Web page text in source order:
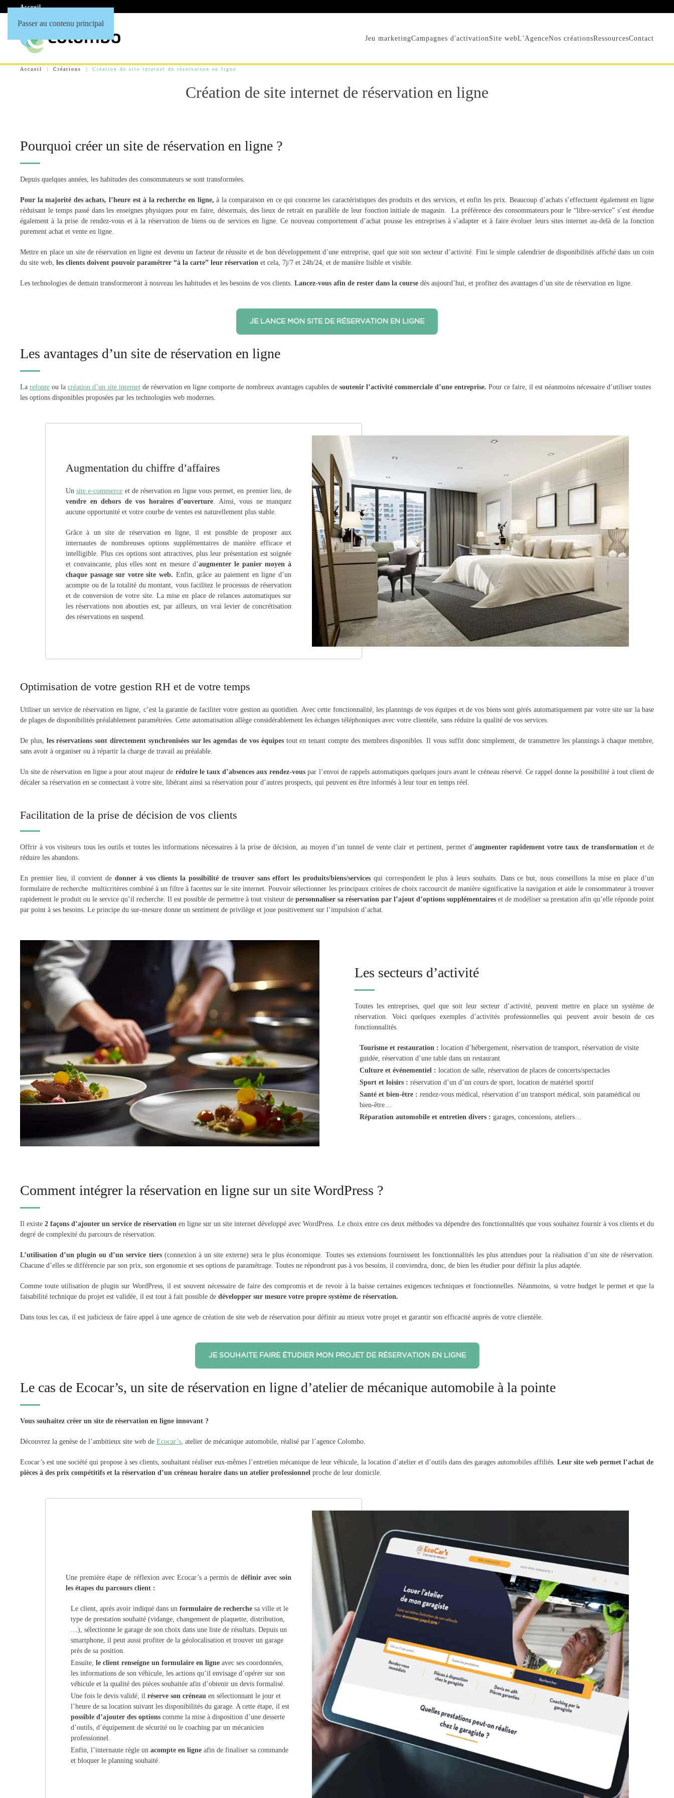
Passer au contenu principal
Accueil
Jeu marketingCampagnes d'activation Site webL'AgenceNos créationsRessourcesContact
Accueil Créations Création de site internet de réservation en ligne
Création de site internet de réservation en ligne
Pourquoi créer un site de réservation en ligne ?
Depuis quelques années, les habitudes des consommateurs se sont transformées.
Pour la majorité des achats, l’heure est à la recherche en ligne, à la comparaison en ce qui concerne les caractéristiques des produits et des services, et enfin les prix. Beaucoup d’achats s’effectuent également en ligne
réduisant le temps passé dans les enseignes physiques pour en faire, désormais, des lieux de retrait en parallèle de leur fonction initiale de magasin. La préférence des consommateurs pour le “libre-service” s’est étendue
également à la prise de rendez-vous et à la réservation de biens ou de services en ligne. Ce nouveau comportement d’achat pousse les entreprises à s’adapter et à faire évoluer leurs sites internet au-delà de la fonction
purement achat et vente en ligne.
Mettre en place un site de réservation en ligne est devenu un facteur de réussite et de bon développement d’une entreprise, quel que soit son secteur d’activité. Fini le simple calendrier de disponibilités affiché dans un coin
du site web, les clients doivent pouvoir paramétrer “à la carte” leur réservation et cela, 7j/7 et 24h/24, et de manière lisible et visible.
Les technologies de demain transformeront à nouveau les habitudes et les besoins de vos clients. Lancez-vous afin de rester dans la course dès aujourd’hui, et profitez des avantages d’un site de réservation en ligne.
JE LANCE MON SITE DE RÉSERVATION EN LIGNE
Les avantages d’un site de réservation en ligne
La refonte ou la création d’un site internet de réservation en ligne comporte de nombreux avantages capables de soutenir l’activité commerciale d’une entreprise. Pour ce faire, il est néanmoins nécessaire d’utiliser toutes
les options disponibles proposées par les technologies web modernes.
Augmentation du chiffre d’affaires
Unsite e-commerce et de réservation en ligne vous permet, en premier lieu, de
vendre en dehors de vos horaires d’ouverture . Ainsi, vous ne manquez
aucune opportunité et votre courbe de ventes est naturellement plus stable.
Grâce à un site de réservation en ligne, il est possible de proposer aux
internautes de nombreuses options supplémentaires de manière efficace et
intelligible. Plus ces options sont attractives, plus leur présentation est soignée
et convaincante, plus elles sont en mesure d’augmenter le panier moyen à
chaque passage sur votre site web. Enfin, grâce au paiement en ligne d’un
acompte ou de la totalité du montant, vous facilitez le processus de réservation
et de conversion de votre site. La mise en place de relances automatiques sur
les réservations non abouties est, par ailleurs, un vrai levier de concrétisation
des réservations en suspend.
Optimisation de votre gestion RH et de votre temps
Utiliser un service de réservation en ligne, c’est la garantie de faciliter votre gestion au quotidien. Avec cette fonctionnalité, les plannings de vos équipes et de vos biens sont gérés automatiquement par votre site sur la base
de plages de disponibilités préalablement paramétrées. Cette automatisation allège considérablement les échanges téléphoniques avec votre clientèle, sans réduire la qualité de vos services.
De plus, les réservations sont directement synchronisées sur les agendas de vos équipestout en tenant compte des membres disponibles. Il vous suffit donc simplement, de transmettre les plannings à chaque membre,
sans avoir à organiser ou à répartir la charge de travail au préalable.
Un site de réservation en ligne a pour atout majeur de réduire le taux d’absences aux rendez-vous par l’envoi de rappels automatiques quelques jours avant le créneau réservé. Ce rappel donne la possibilité à tout client de
décaler sa réservation en se connectant à votre site, libérant ainsi sa réservation pour d’autres prospects, qui peuvent en être informés à leur tour en temps réel.
Facilitation de la prise de décision de vos clients
Offrir à vos visiteurs tous les outils et toutes les informations nécessaires à la prise de décision, au moyen d’un tunnel de vente clair et pertinent, permet d’augmenter rapidement votre taux de transformationet de
réduire les abandons.
En premier lieu, il convient de donner à vos clients la possibilité de trouver sans effort les produits/biens/services qui correspondent le plus à leurs souhaits. Dans ce but, nous conseillons la mise en place d’un
formulaire de recherche multicritères combiné à un filtre à facettes sur le site internet. Pouvoir sélectionner les principaux critères de choix raccourcit de manière significative la navigation et aide le consommateur à trouver
rapidement le produit ou le service qu’il recherche. Il est possible de permettre à tout visiteur de personnaliser sa réservation par l’ajout d’options supplémentaires et de modéliser sa prestation afin qu’elle réponde point
par point à ses besoins. Le principe du sur-mesure donne un sentiment de privilège et joue positivement sur l’impulsion d’achat.
Les secteurs d’activité
Toutes les entreprises, quel que soit leur secteur d’activité, peuvent mettre en place un système de
réservation. Voici quelques exemples d’activités professionnelles qui peuvent avoir besoin de ces
fonctionnalités.
Tourisme et restauration : location d’hébergement, réservation de transport, réservation de visite
guidée, réservation d’une table dans un restaurant
Culture et événementiel : location de salle, réservation de places de concerts/spectacles
Sport et loisirs : réservation d’un d’un cours de sport, location de matériel sportif
Santé et bien-être : rendez-vous médical, réservation d’un transport médical, soin paramédical ou
bien-être…
Réparation automobile et entretien divers : garages, concessions, ateliers…
Comment intégrer la réservation en ligne sur un site WordPress ?
Il existe2 façons d’ajouter un service de réservation en ligne sur un site internet développé avec WordPress. Le choix entre ces deux méthodes va dépendre des fonctionnalités que vous souhaitez fournir à vos clients et du
degré de complexité du parcours de réservation.
L’utilisation d’un plugin ou d’un service tiers(connexion à un site externe) sera le plus économique. Toutes ses extensions fournissent les fonctionnalités les plus attendues pour la réalisation d’un site de réservation.
Chacune d’elles se différencie par son prix, son ergonomie et ses options de paramétrage. Toutes ne répondront pas à vos besoins, il conviendra, donc, de bien les étudier pour définir la plus adaptée.
Comme toute utilisation de plugin sur WordPress, il est souvent nécessaire de faire des compromis et de revoir à la baisse certaines exigences techniques et fonctionnelles. Néanmoins, si votre budget le permet et que la
faisabilité technique du projet est validée, il est tout à fait possible de développer sur mesure votre propre système de réservation.
Dans tous les cas, il est judicieux de faire appel à une agence de création de site web de réservation pour définir au mieux votre projet et garantir son efficacité auprès de votre clientèle.
JE SOUHAITE FAIRE ÉTUDIER MON PROJET DE RÉSERVATION EN LIGNE
Le cas de Ecocar’s, un site de réservation en ligne d’atelier de mécanique automobile à la pointe
Vous souhaitez créer un site de réservation en ligne innovant ?
Découvrez la genèse de l’ambitieux site web de Ecocar’s , atelier de mécanique automobile, réalisé par l’agence Colombo.
Ecocar’s est une société qui propose à ses clients, souhaitant réaliser eux-mêmes l’entretien mécanique de leur véhicule, la location d’atelier et d’outils dans des garages automobiles affiliés. Leur site web permet l’achat de
pièces à des prix compétitifs et la réservation d’un créneau horaire dans un atelier professionnel proche de leur domicile.
Une première étape de réflexion avec Ecocar’s a permis de définir avec soin
les étapes du parcours client :
Le client, après avoir indiqué dans un formulaire de recherche sa ville et le
type de prestation souhaité (vidange, changement de plaquette, distribution,
…), sélectionne le garage de son choix dans une liste de résultats. Depuis un
smartphone, il peut aussi profiter de la géolocalisation et trouver un garage
près de sa position.
Ensuite le client renseigne un formulaire en ligne avec ses coordonnées,
les informations de son véhicule, les actions qu’il envisage d’opérer sur son
véhicule et la qualité des pièces souhaitée afin d’obtenir un devis formalisé.
Une fois le devis validé, il réserve son créneau en sélectionnant le jour et
l’heure de sa location suivant les disponibilités du garage. A cette étape, il est
possible d’ajouter des options comme la mise à disposition d’une desserte
d’outils, d’équipement de sécurité ou le coaching par un mécanicien
professionnel.
Enfin, l’internaute règle un acompte en ligne afin de finaliser sa commande
et bloquer le planning souhaité.